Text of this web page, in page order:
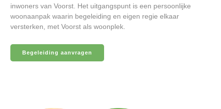
inwoners van Voorst. Het uitgangspunt is een persoonlijke
woonaanpak waarin begeleiding en eigen regie elkaar
versterken, met Voorst als woonplek.
Begeleiding aanvragen